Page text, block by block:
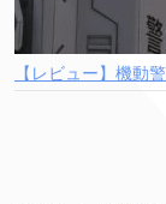
【レビュー】機動